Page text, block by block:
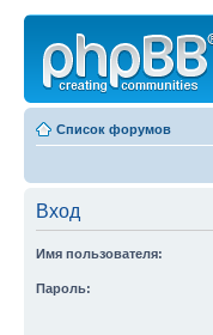
Список форумов
Вход
Имя пользователя:
Пароль: